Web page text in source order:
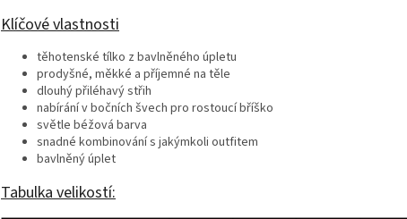
Klíčové vlastnosti
těhotenské tílko z bavlněného úpletu
prodyšné, měkké a příjemné na těle
dlouhý přiléhavý střih
nabírání v bočních švech pro rostoucí bříško
světle béžová barva
snadné kombinování s jakýmkoli outfitem
bavlněný úplet
Tabulka velikostí: